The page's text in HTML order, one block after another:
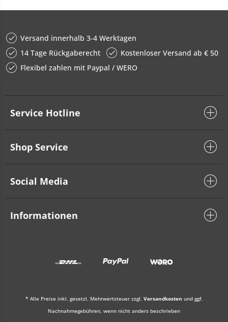
Versand innerhalb 3-4 Werktagen
14 Tage Rückgaberecht
Kostenloser Versand ab € 50
Flexibel zahlen mit Paypal / WERO
Service Hotline
Shop Service
Social Media
Informationen
* Alle Preise inkl. gesetzl. Mehrwertsteuer zzgl. Versandkosten und ggf.
Nachnahmegebühren, wenn nicht anders beschrieben